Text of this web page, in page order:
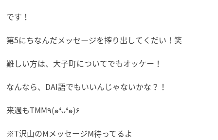
です！
第5にちなんだメッセージを搾り出してくだい！笑
難しい方は、大子町についてでもオッケー！
なんなら、DAI語でもいいんじゃないかな？！
来週もTMM٩(๑❛ᴗ❛๑)۶
※T沢山のMメッセージM待ってるよ